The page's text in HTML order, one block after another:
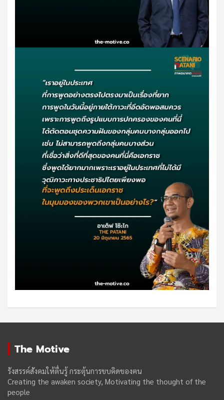
The Motive
รังสรรค์สังคมให้ตื่นรู้ กระตุ้นการขบคิดของฅน
Creating the awaken society, Motivating the thought of the
people